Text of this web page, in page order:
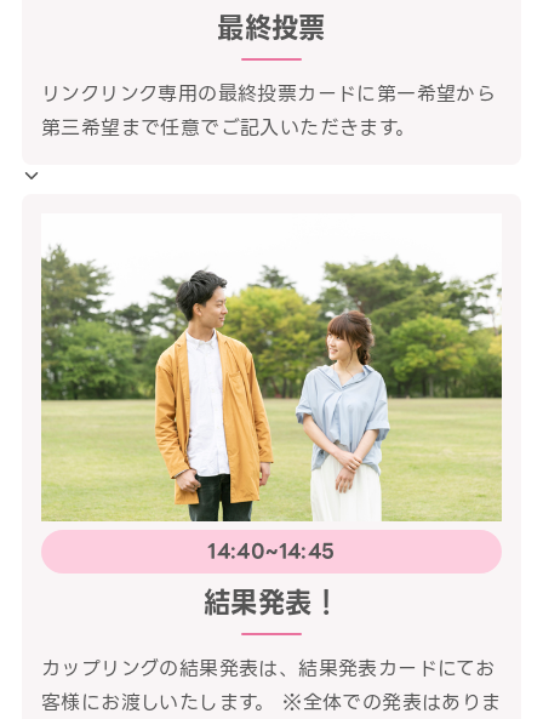
最終投票
リンクリンク専用の最終投票カードに第一希望から
第三希望まで任意でご記入いただきます。
14:40~14:45
結果発表！
カップリングの結果発表は、結果発表カードにてお
客様にお渡しいたします。 ※全体での発表はありま